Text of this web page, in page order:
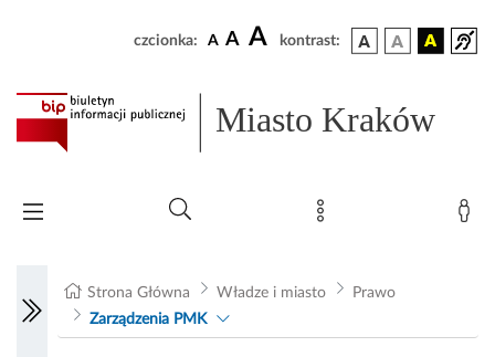
czcionka: A A A kontrast:
Miasto Kraków
Strona Główna Władze i miasto
Prawo
Zarządzenia PMK